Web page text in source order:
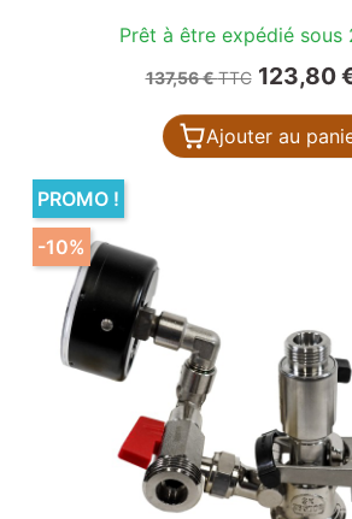
Prêt à être expédié sous
Prix de base
137,56 €TTC Prix
123,80
Ajouter au
PROMO !
-10%